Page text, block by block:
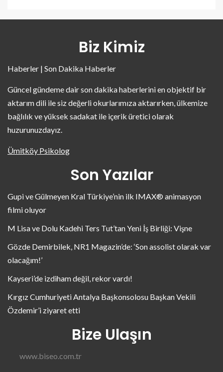
Biz Kimiz
Haberler | Son Dakika Haberler
Güncel gündeme dair son dakika haberlerini en objektif bir
aktarım dili ile siz değerli okurlarımıza aktarırken, ülkemize
bağlılık ve yüksek sadakat ile içerik üretici olarak
huzurunuzdayız.
Ümitköy Psikolog
Son Yazılar
Gupi ve Gülmeyen Kral Türkiye’nin ilk IMAX® animasyon
filmi oluyor
M Lisa ve Dolu Kadehi Ters Tut’tan Yeni İş Birliği: Vişne
Gözde Demirbilek, NR1 Magazin’de: ‘Son assolist olarak var
olacağım!’
Kayseri’de izdiham değil, rekor vardı!
Kırgız Cumhuriyeti Antalya Başkonsolosu Başkan Vekili
Özdemir’i ziyaret etti
Bize Ulaşın
www.biseo.com.tr